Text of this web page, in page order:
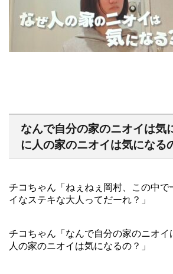
なんで自分の家のニオイは気
に人の家のニオイは気になる
チコちゃん「ねぇねぇ岡村、この中で
イなステキな大人ってだーれ？」
チコちゃん「なんで自分の家のニオイ
人の家のニオイは気になるの？」